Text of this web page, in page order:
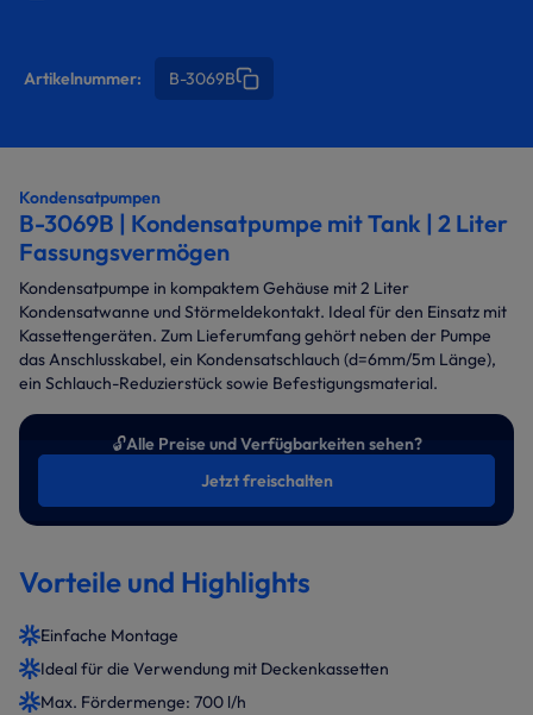
Artikelnummer: B-3069B
Kondensatpumpen
B-3069B | Kondensatpumpe mit Tank | 2 Liter
Fassungsvermögen
Kondensatpumpe in kompaktem Gehäuse mit 2 Liter
Kondensatwanne und Störmeldekontakt. Ideal für den Einsatz mit
Kassettengeräten. Zum Lieferumfang gehört neben der Pumpe
das Anschlusskabel, ein Kondensatschlauch (d=6mm/5m Länge),
ein Schlauch-Reduzierstück sowie Befestigungsmaterial.
🔓Alle Preise und Verfügbarkeiten sehen?
Jetzt freischalten
Vorteile und Highlights
Einfache Montage
Ideal für die Verwendung mit Deckenkassetten
Max. Fördermenge: 700 l/h